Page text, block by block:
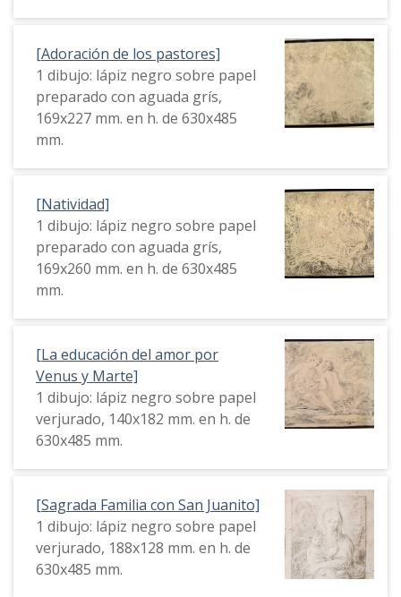
[Adoración de los pastores]
1 dibujo: lápiz negro sobre papel
preparado con aguada grís,
169x227 mm. en h. de 630x485
mm.
[Natividad]
1 dibujo: lápiz negro sobre papel
preparado con aguada grís,
169x260 mm. en h. de 630x485
mm.
[La educación del amor por
Venus y Marte]
1 dibujo: lápiz negro sobre papel
verjurado, 140x182 mm. en h. de
630x485 mm.
[Sagrada Familia con San Juanito]
1 dibujo: lápiz negro sobre papel
verjurado, 188x128 mm. en h. de
630x485 mm.